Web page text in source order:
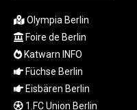
Olympia Berlin
Foire de Berlin
Katwarn INFO
Füchse Berlin
Eisbären Berlin
1.FC Union Berlin